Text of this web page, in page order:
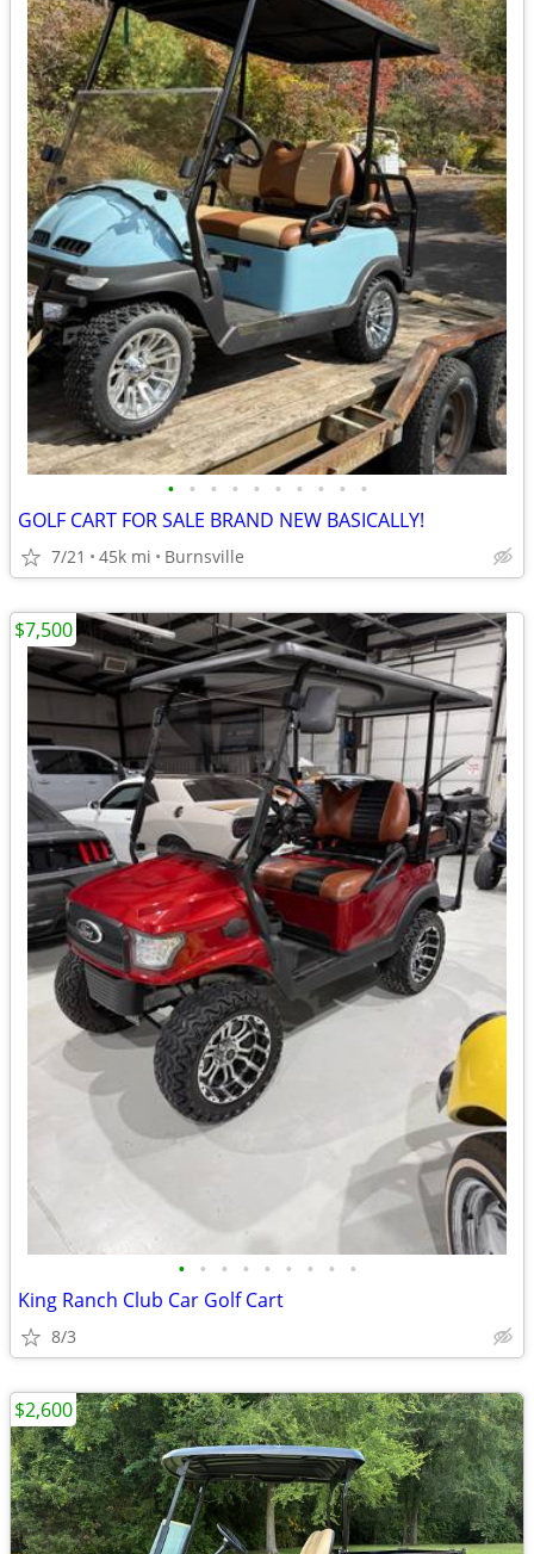
• • • • • • • • • •
GOLF CART FOR SALE BRAND NEW BASICALLY!
7/21 45k mi Burnsville
• • • • • • • • •
King Ranch Club Car Golf Cart
8/3
$7,500
$2,600